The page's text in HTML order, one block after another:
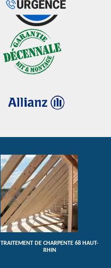
TRAITEMENT DE CHARPENTE 68 HAUT-
RHIN